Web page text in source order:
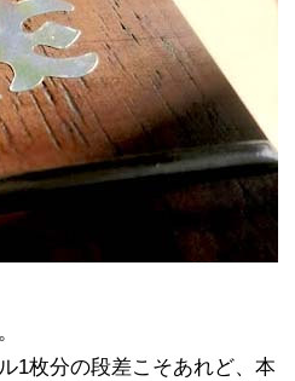
1枚分の段差こそあれど、本